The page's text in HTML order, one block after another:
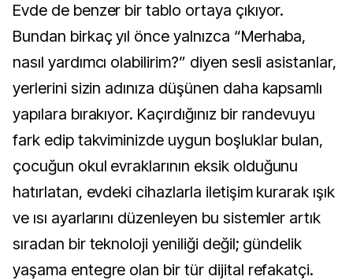
Evde de benzer bir tablo ortaya çıkıyor.
Bundan birkaç yıl önce yalnızca “Merhaba,
nasıl yardımcı olabilirim?” diyen sesli asistanlar,
yerlerini sizin adınıza düşünen daha kapsamlı
yapılara bırakıyor. Kaçırdığınız bir randevuyu
fark edip takviminizde uygun boşluklar bulan,
çocuğun okul evraklarının eksik olduğunu
hatırlatan, evdeki cihazlarla iletişim kurarak ışık
ve ısı ayarlarını düzenleyen bu sistemler artık
sıradan bir teknoloji yeniliği değil; gündelik
yaşama entegre olan bir tür dijital refakatçi.